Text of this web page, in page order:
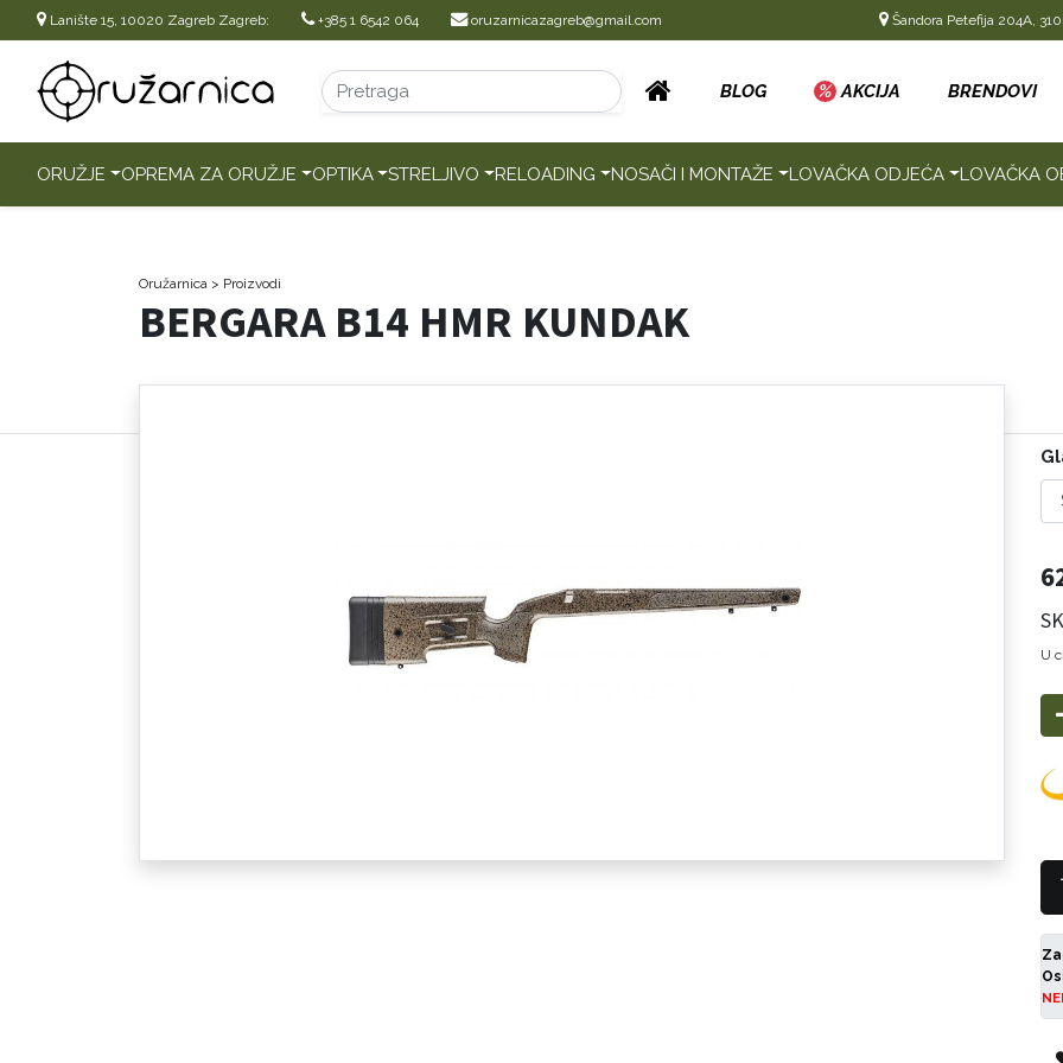
Lanište 15, 10020 Zagreb Zagreb: +385 1 6542 064 oruzarnicazagreb@gmail.com Šandora Petefija 204A,
BLOG % AKCIJA BRENDOVI
ORUŽJE OPREMA ZA ORUŽJE OPTIKA STRELJIVO RELOADING NOSAČI I MONTAŽE LOVAČKA ODJEĆA LOVAČKA
Oružarnica > Proizvodi
BERGARA B14 HMR KUNDAK
U